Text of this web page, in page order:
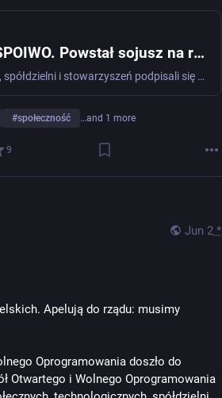
PIWO stworzyło SPOIWO. Powstał sojusz na rzecz wolnego oprogramowania
Przedstawiciele fundacji, spółdzielni i stowarzyszeń podpisali się w sobotni wieczór pod deklaracją powołującą Sojusz Przyjaciół Otwartego i Wolnego Oprogramowania (SPOIWO)
#społeczność …and 1 more
9
Jun 2 *
Apelują do rządu: musimy
Oprogramowania doszło do
Otwartego i Wolnego Oprogramowania